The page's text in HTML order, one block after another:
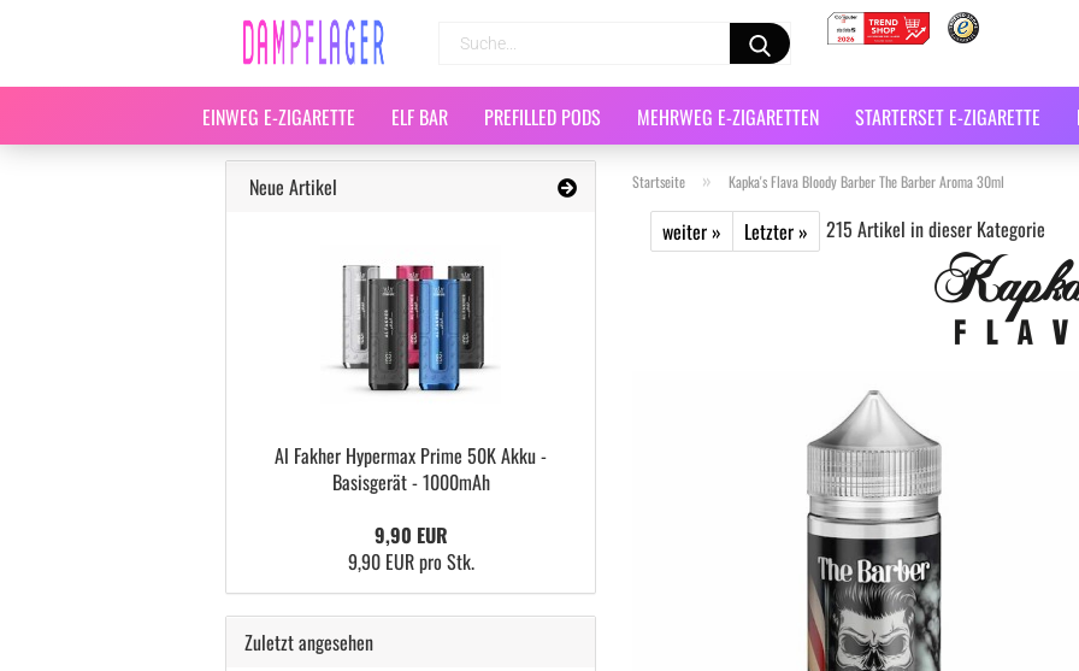
EINWEG E-ZIGARETTE ELF BAR PREFILLED PODS MEHRWEG E-ZIGARETTEN STARTERSET E-ZIGARETTE
Startseite » Kapka's Flava Bloody Barber The Barber Aroma 30ml
weiter » Letzter » 215 Artikel in dieser Kategorie
Neue Artikel
Al Fakher Hypermax Prime 50K Akku -
Basisgerät - 1000mAh
9,90 EUR
9,90 EUR pro Stk.
Zuletzt angesehen